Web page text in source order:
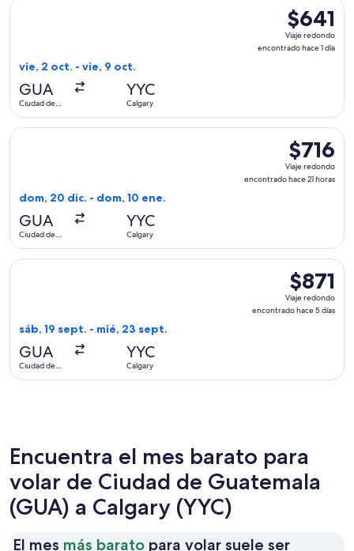
$641
Viaje
redondo,
$641
Viaje redondo
encontrado hace 1 día
vie, 2 oct. - vie, 9 oct.
GUA
Ciudad de
YYC
Calgary
Seleccionar vuelo de Air Canada, con salida el vie, 2 oct.
$716
Viaje
redondo,
$716
Viaje redondo
encontrado hace 21 horas
dom, 20 dic. - dom, 10 ene.
GUA
Ciudad de
YYC
Calgary
Seleccionar vuelo de avianca, con salida el dom, 20 dic.
$871
Viaje
redondo,
$871
Viaje redondo
encontrado hace 5 días
sáb, 19 sept. - mié, 23 sept.
GUA
Ciudad de
YYC
Calgary
Seleccionar vuelo de Aeromexico, con salida el sáb, 19
Encuentra el mes barato para
volar de Ciudad de Guatemala
(GUA) a Calgary (YYC)
El mes más barato para volar suele ser